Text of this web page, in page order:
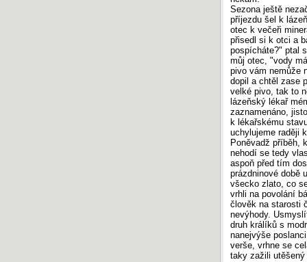
Sezona ještě
příjezdu šel k
otec k večeři
přisedl si k otci a
pospícháte?" ptal
můj otec, "vody
pivo vám nemůže
dopil a chtěl zase
velké pivo, tak to
lázeňský lékař
zaznamenáno,
k lékařskému
uchylujeme raději
Poněvadž příběh,
nehodí se tedy
aspoň před tím
prázdninové době
všecko zlato, co
vrhli na povolání
člověk na starosti
nevýhody.
druh králíků s
nanejvýše
verše, vrhne se
taky zažili utěšený